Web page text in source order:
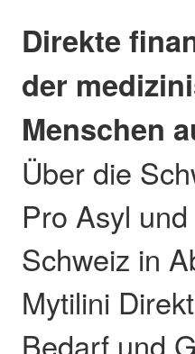
Direkte
der
Menschen
Über die
Pro Asyl
Schweiz in
Mytilini
Bedarf und